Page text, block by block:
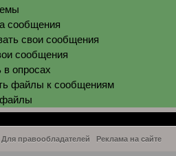
сообщения
свои сообщения
сообщения
в опросах
файлы к сообщениям
файлы
Для правообладателей Реклама на сайте